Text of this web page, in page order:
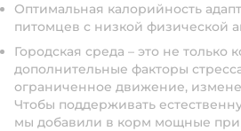
Оптимальная калорийность
питомцев с низкой физической
Городская среда – это не только
дополнительные факторы
ограниченное движение,
Чтобы поддерживать
мы добавили в корм мощные